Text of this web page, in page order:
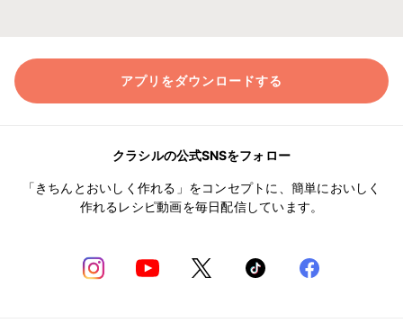
アプリをダウンロードする
クラシルの公式SNSをフォロー
「きちんとおいしく作れる」をコンセプトに、簡単においしく
作れるレシピ動画を毎日配信しています。